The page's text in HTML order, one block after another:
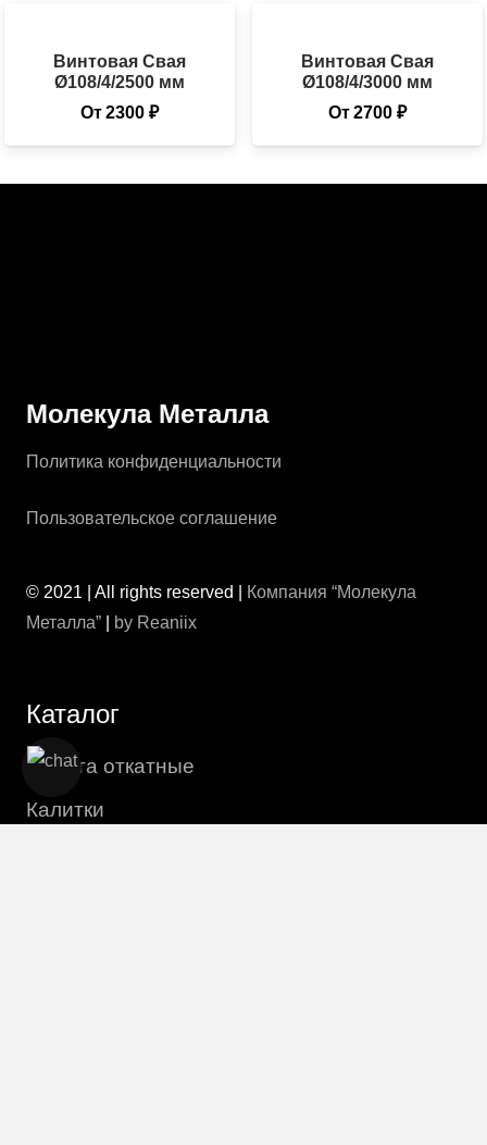
Винтовая Свая
Ø108/4/2500 мм
От2300₽
Винтовая Свая
Ø108/4/3000 мм
От2700 ₽
Молекула Металла
Политика конфиденциальности
Пользовательское соглашение
© 2021 | All rights reserved |
Компания “Молекула
Металла”
by Reaniix
Каталог
Ворота откатные
Калитки